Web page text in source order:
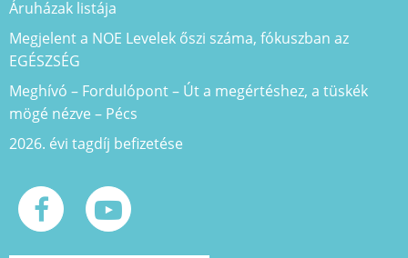
Áruházak listája
Megjelent a NOE Levelek őszi száma, fókuszban az
EGÉSZSÉG
Meghívó – Fordulópont – Út a megértéshez, a tüskék
mögé nézve – Pécs
2026. évi tagdíj befizetése